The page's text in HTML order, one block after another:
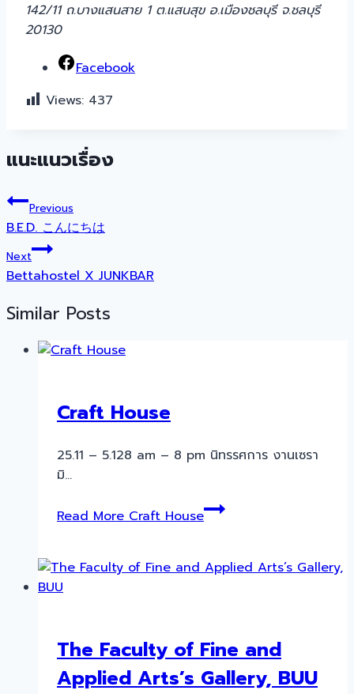
142/11 ถ.บางแสนสาย 1 ต.แสนสุข อ.เมืองชลบุรี จ.ชลบุรี
20130
Facebook
Views: 437
แนะแนวเรื่อง
Previous
B.E.D. こんにちは
Next
Bettahostel X JUNKBAR
Similar Posts
Craft House
25.11 – 5.128 am – 8 pm นิทรรศการ งานเซรา
มิ…
Read MoreCraft House
The Faculty of Fine and
Applied Arts’s Gallery, BUU